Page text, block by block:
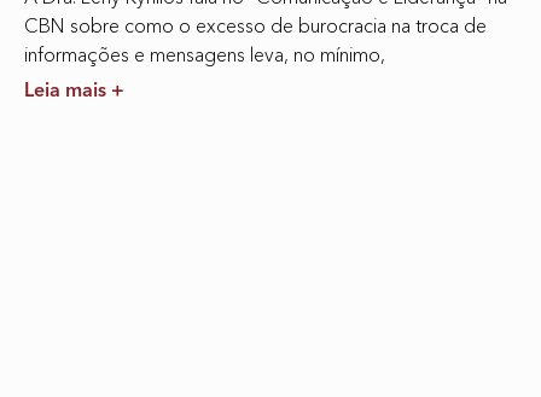
CBN sobre como o excesso de burocracia na troca de
informações e mensagens leva, no mínimo,
Leia mais +